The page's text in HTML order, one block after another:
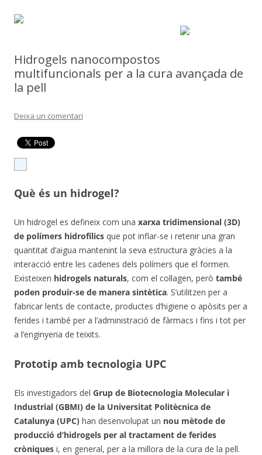
Hidrogels nanocompostos
multifuncionals per a la cura avançada de
la pell
Deixa un comentari
Què és un hidrogel?
Un hidrogel es defineix com una xarxa tridimensional (3D)
de polímers hidrofílics que pot inflar-se i retenir una gran
quantitat d’aigua mantenint la seva estructura gràcies a la
interacció entre les cadenes dels polímers que el formen.
Existeixen hidrogels naturals, com el col·lagen, però també
poden produir-se de manera sintètica. S’utilitzen per a
fabricar lents de contacte, productes d’higiene o apòsits per a
ferides i també per a l’administració de fàrmacs i fins i tot per
a l’enginyeria de teixits.
Prototip amb tecnologia UPC
Els investigadors del Grup de Biotecnologia Molecular i
Industrial (GBMI) de la Universitat Politècnica de
Catalunya (UPC) han desenvolupat un nou mètode de
producció d’hidrogels per al tractament de ferides
cròniques i, en general, per a la millora de la cura de la pell.